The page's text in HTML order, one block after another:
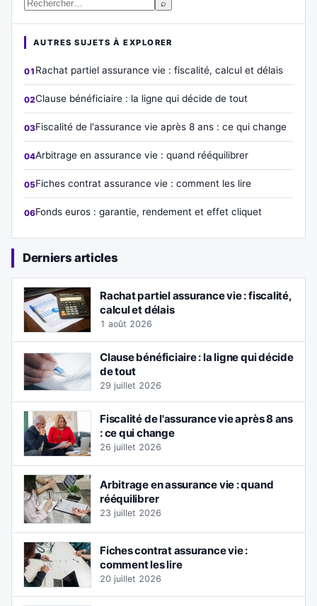
⌕
AUTRES SUJETS À EXPLORER
Rachat partiel assurance vie : fiscalité, calcul et délais
Clause bénéficiaire : la ligne qui décide de tout
Fiscalité de l'assurance vie après 8 ans : ce qui change
Arbitrage en assurance vie : quand rééquilibrer
Fiches contrat assurance vie : comment les lire
Fonds euros : garantie, rendement et effet cliquet
Derniers articles
Rachat partiel assurance vie : fiscalité,
calcul et délais
1 août 2026
Clause bénéficiaire : la ligne qui décide
de tout
29 juillet 2026
Fiscalité de l'assurance vie après 8 ans
: ce qui change
26 juillet 2026
Arbitrage en assurance vie : quand
rééquilibrer
23 juillet 2026
Fiches contrat assurance vie :
comment les lire
20 juillet 2026